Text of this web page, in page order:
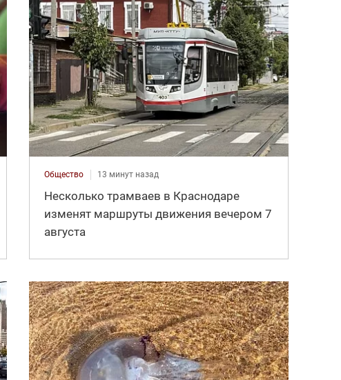
Общество 13 минут назад
Несколько трамваев в Краснодаре
изменят маршруты движения вечером 7
августа